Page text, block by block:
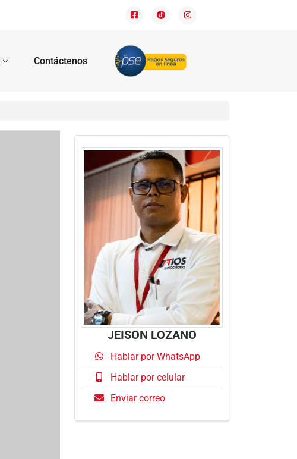
Contáctenos
JEISON LOZANO
Hablar por WhatsApp
Hablar por celular
Enviar correo